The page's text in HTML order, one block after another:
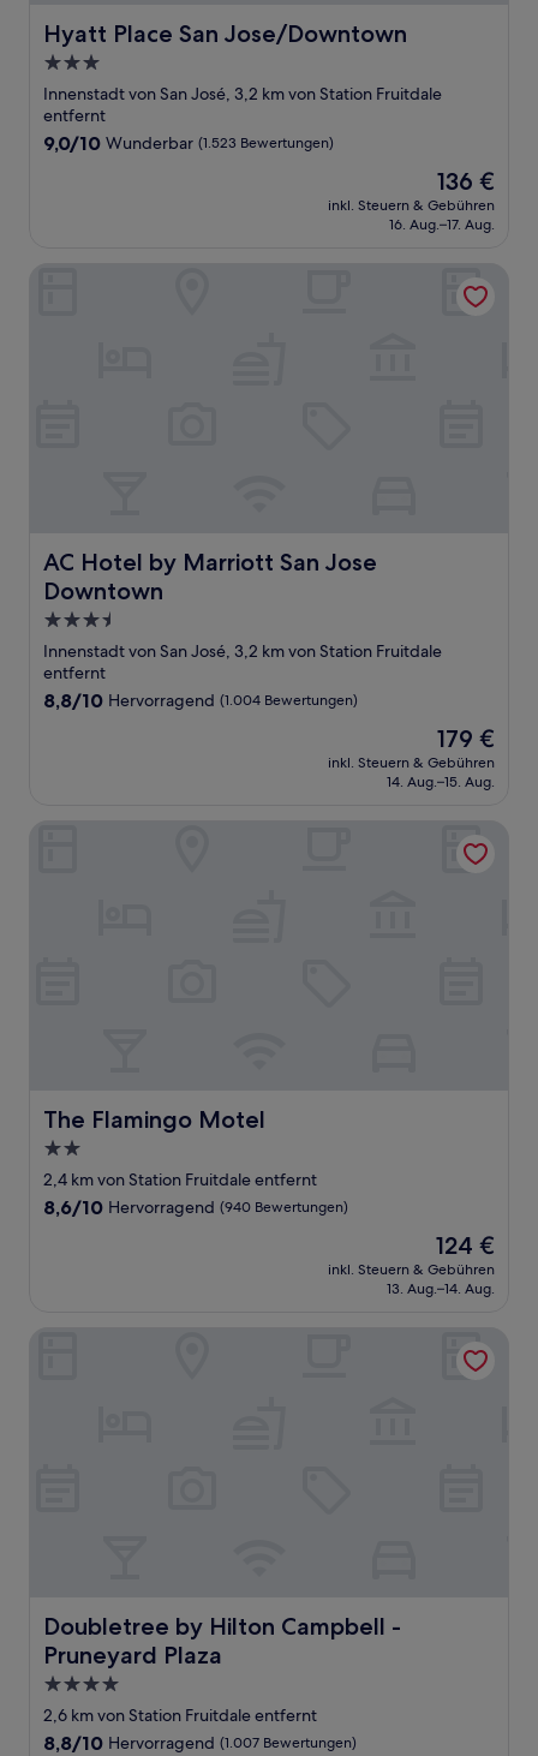
Hyatt Place San Jose/Downtown
Hyatt Place San Jose/Downtown
3.0-
Sterne-
Unterkunft
Innenstadt von San José, 3,2 km von Station Fruitdale
entfernt
9.0
9,0/10 Wunderbar (1.523 Bewertungen)
Der
Preis
beträgt
136 €
inkl. Steuern & Gebühren
16. Aug.–17. Aug.
AC Hotel by Marriott San Jose
Downtown
AC Hotel by Marriott San Jose Downtown
3.5-
Sterne-
Unterkunft
Innenstadt von San José, 3,2 km von Station Fruitdale
entfernt
8.8
8,8/10 Hervorragend (1.004 Bewertungen)
Der
Preis
beträgt
179 €
inkl. Steuern & Gebühren
14. Aug.–15. Aug.
The Flamingo Motel
The Flamingo Motel
2.0-
Sterne-
Unterkunft
2,4 km von Station Fruitdale entfernt
8.6
8,6/10 Hervorragend (940 Bewertungen)
Der
Preis
beträgt
124 €
inkl. Steuern & Gebühren
13. Aug.–14. Aug.
Doubletree by Hilton Campbell -
Pruneyard Plaza
Doubletree by Hilton Campbell - Pruneyard Plaza
4.0-
Sterne-
Unterkunft
2,6 km von Station Fruitdale entfernt
8.8
8,8/10 Hervorragend (1.007 Bewertungen)